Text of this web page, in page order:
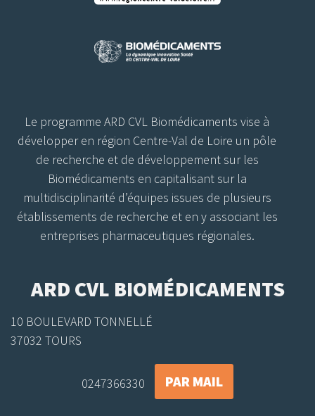
Le programme ARD CVL Biomédicaments vise à
développer en région Centre-Val de Loire un pôle
de recherche et de développement sur les
Biomédicaments en capitalisant sur la
multidisciplinarité d’équipes issues de plusieurs
établissements de recherche et en y associant les
entreprises pharmaceutiques régionales.
ARD CVL BIOMÉDICAMENTS
10 BOULEVARD TONNELLÉ
37032 TOURS
0247366330 PAR MAIL